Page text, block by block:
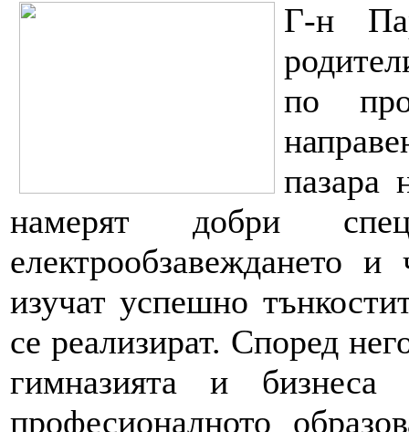
Г-н
по
пазара
намерят добри
електрообзавеждането
изучат успешно
се реализират. Според
гимназията и бизнеса
професионалното